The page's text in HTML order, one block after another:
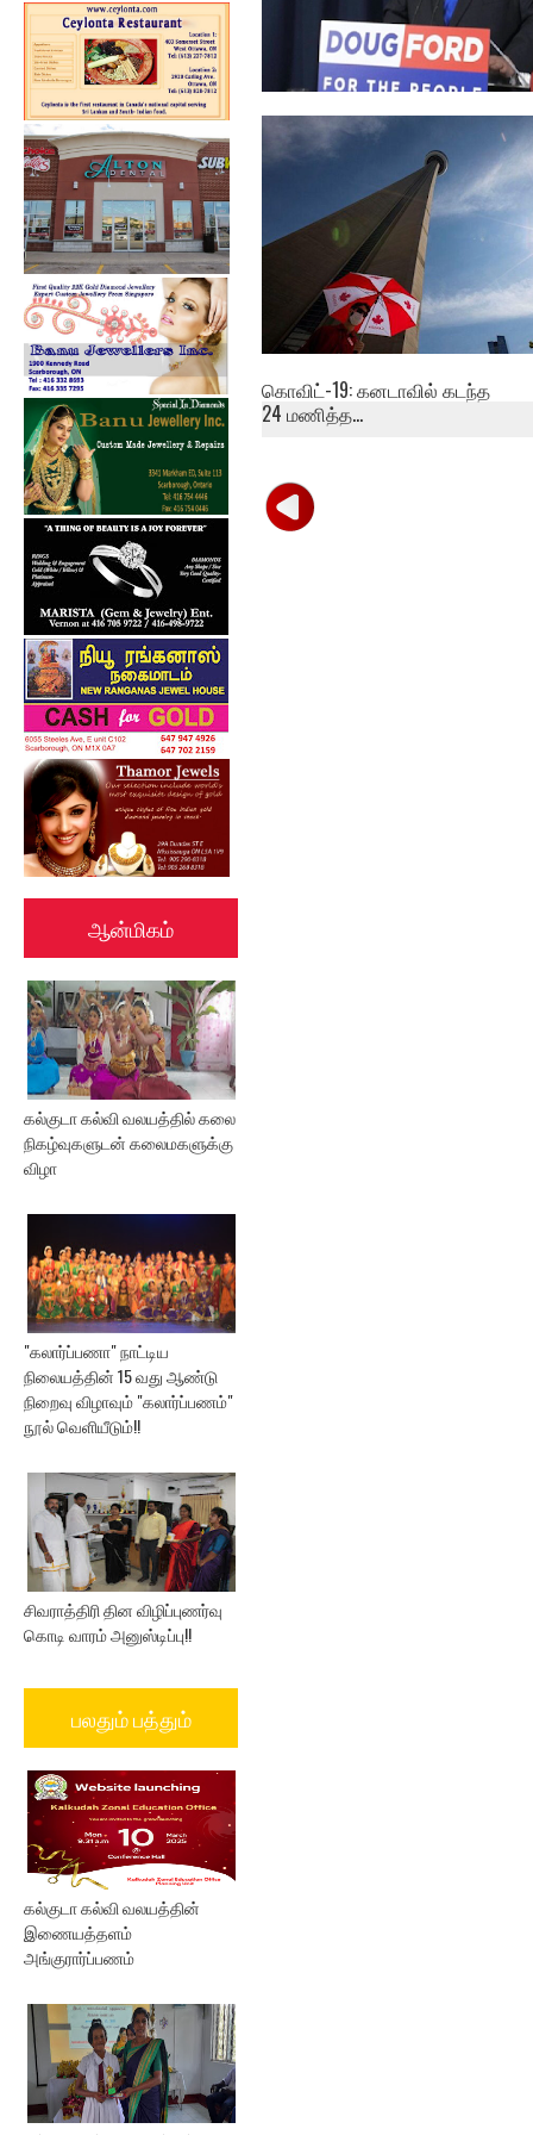
ஆன்மிகம்
கல்குடா கல்வி வலயத்தில் கலை
நிகழ்வுகளுடன் கலைமகளுக்கு
விழா
"கலார்ப்பணா" நாட்டிய
நிலையத்தின் 15 வது ஆண்டு
நிறைவு விழாவும் "கலார்ப்பணம்"
நூல் வெளியீடும்!!
சிவராத்திரி தின விழிப்புணர்வு
கொடி வாரம் அனுஸ்டிப்பு!!
பலதும் பத்தும்
கல்குடா கல்வி வலயத்தின்
இணையத்தளம்
அங்குரார்ப்பணம்
கொவிட்-19 தடுப்பூசி:
ஒன்றாரியோவுக்க...
கொவிட்-19: கனடாவில் கடந்த
24 மணித்த...